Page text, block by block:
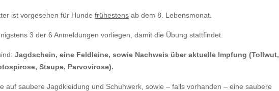
ist vorgesehen für Hundefrühestens ab dem 8. Lebensmonat.
3 der 6 Anmeldungen vorliegen, damit die Übung stattfindet.
Jagdschein, eine Feldleine, sowie Nachweis über aktuelle Impfung (Tollwut,
Staupe, Parvovirose).
auf saubere Jagdkleidung und Schuhwerk, sowie – falls vorhanden – eine saubere